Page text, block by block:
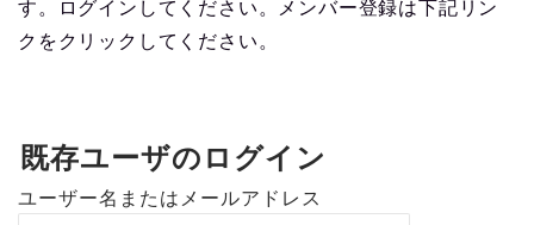
す。ログインしてください。メンバー登録は下記リン
クをクリックしてください。
既存ユーザのログイン
ユーザー名またはメールアドレス